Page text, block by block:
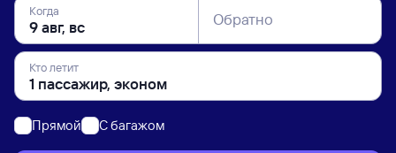
Когда Обратно
Кто летит
Прямой C багажом